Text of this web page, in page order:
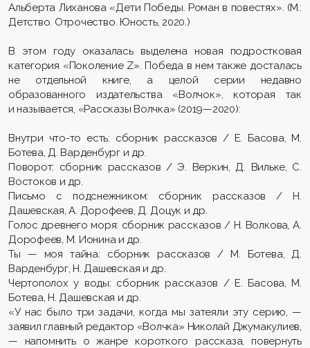
Альберта Лиханова «Дети Победы. Роман в повестях». (М.:
Детство. Отрочество. Юность, 2020.)
В этом году оказалась выделена новая подростковая
категория «Поколение Z». Победа в нем также досталась
не отдельной книге, а целой серии недавно
образованного издательства «Волчок», которая так
и называется, «Рассказы Волчка» (2019—2020):
Внутри что-то есть: сборник рассказов / Е. Басова, М.
Ботева, Д. Варденбург и др.
Поворот: сборник рассказов / Э. Веркин, Д. Вильке, С.
Востоков и др.
Письмо с подснежником: сборник рассказов / Н.
Дашевская, А. Дорофеев, Д. Доцук и др.
Голос древнего моря: сборник рассказов / Н. Волкова, А.
Дорофеев, М. Ионина и др.
Ты — моя тайна: сборник рассказов / М. Ботева, Д.
Варденбург, Н. Дашевская и др.
Чертополох у воды: сборник рассказов / Е. Басова, М.
Ботева, Н. Дашевская и др.
«У нас было три задачи, когда мы затеяли эту серию, —
заявил главный редактор «Волчка» Николай Джумакулиев,
— напомнить о жанре короткого рассказа, повернуть